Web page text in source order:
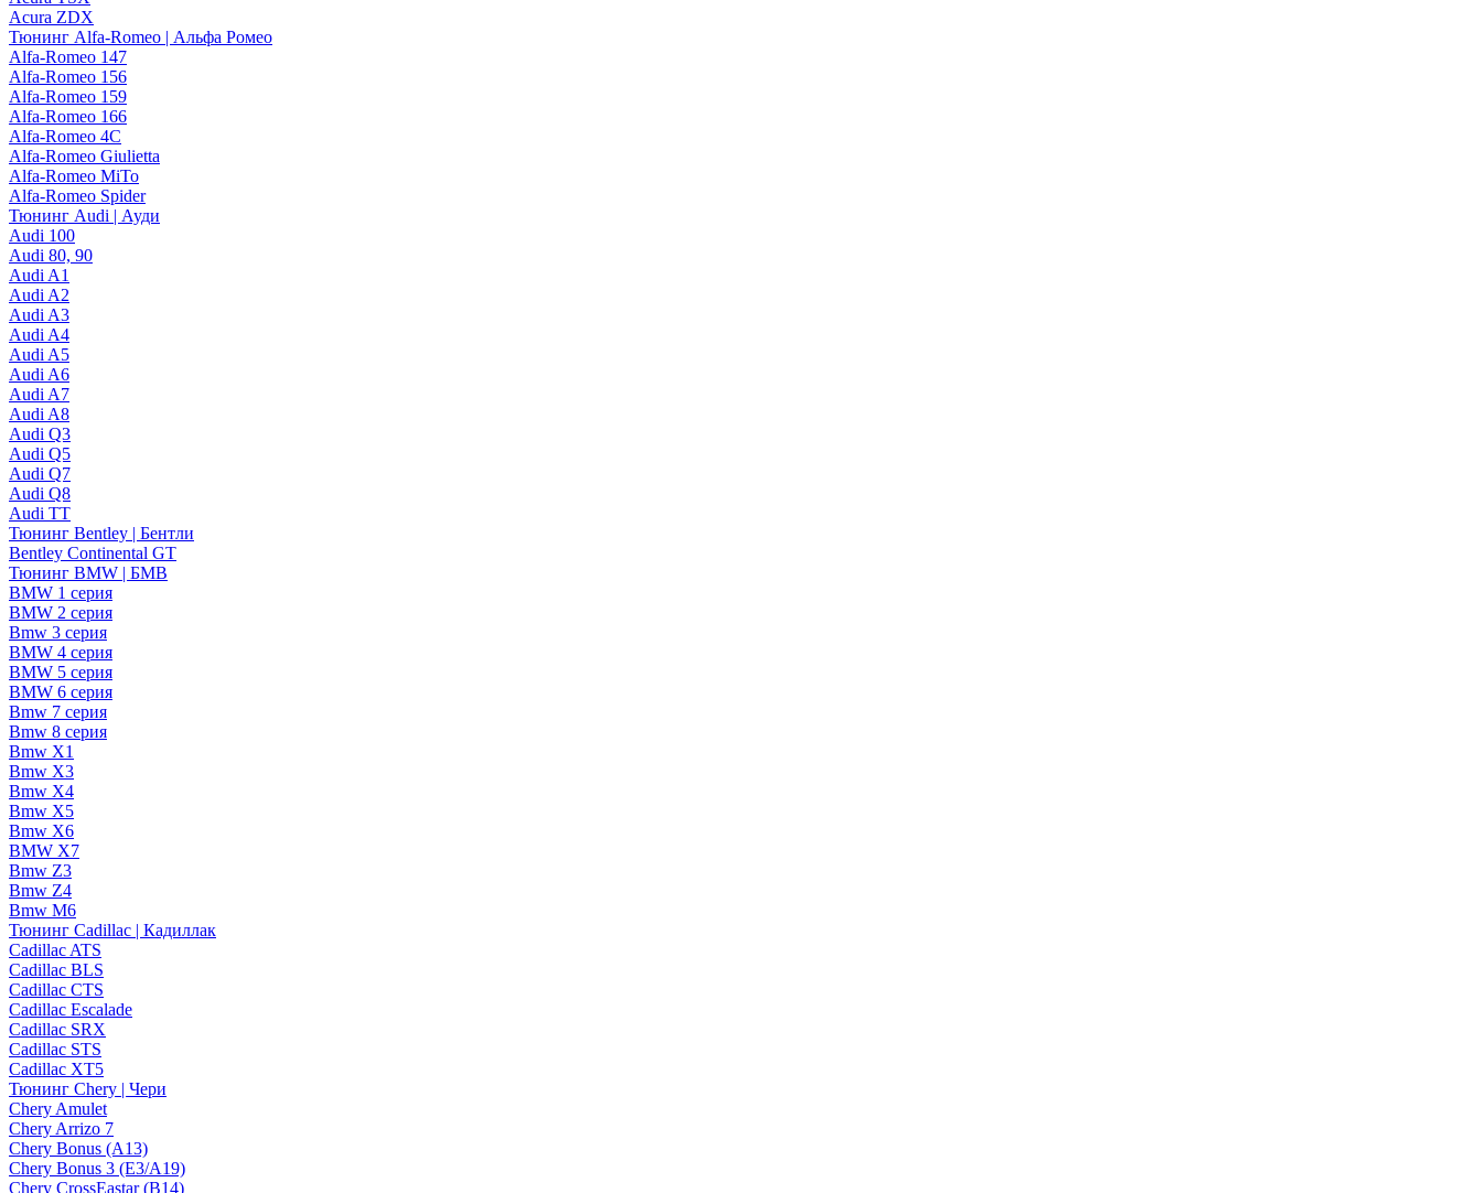
Acura ZDX
Тюнинг Alfa-Romeo | Альфа Ромео
Alfa-Romeo 147
Alfa-Romeo 156
Alfa-Romeo 159
Alfa-Romeo 166
Alfa-Romeo 4C
Alfa-Romeo Giulietta
Alfa-Romeo MiTo
Alfa-Romeo Spider
Тюнинг Audi | Ауди
Audi 100
Audi 80, 90
Audi A1
Audi A2
Audi A3
Audi A4
Audi A5
Audi A6
Audi A7
Audi A8
Audi Q3
Audi Q5
Audi Q7
Audi Q8
Audi TT
Тюнинг Bentley | Бентли
Bentley Continental GT
Тюнинг BMW | БМВ
BMW 1 серия
BMW 2 серия
Bmw 3 серия
BMW 4 серия
BMW 5 серия
BMW 6 серия
Bmw 7 серия
Bmw 8 серия
Bmw X1
Bmw X3
Bmw X4
Bmw X5
Bmw X6
BMW X7
Bmw Z3
Bmw Z4
Bmw М6
Тюнинг Cadillac | Кадиллак
Cadillac ATS
Cadillac BLS
Cadillac CTS
Cadillac Escalade
Cadillac SRX
Cadillac STS
Cadillac XT5
Тюнинг Chery | Чери
Chery Amulet
Chery Arrizo 7
Chery Bonus (A13)
Chery Bonus 3 (E3/A19)
Chery CrossEastar (B14)